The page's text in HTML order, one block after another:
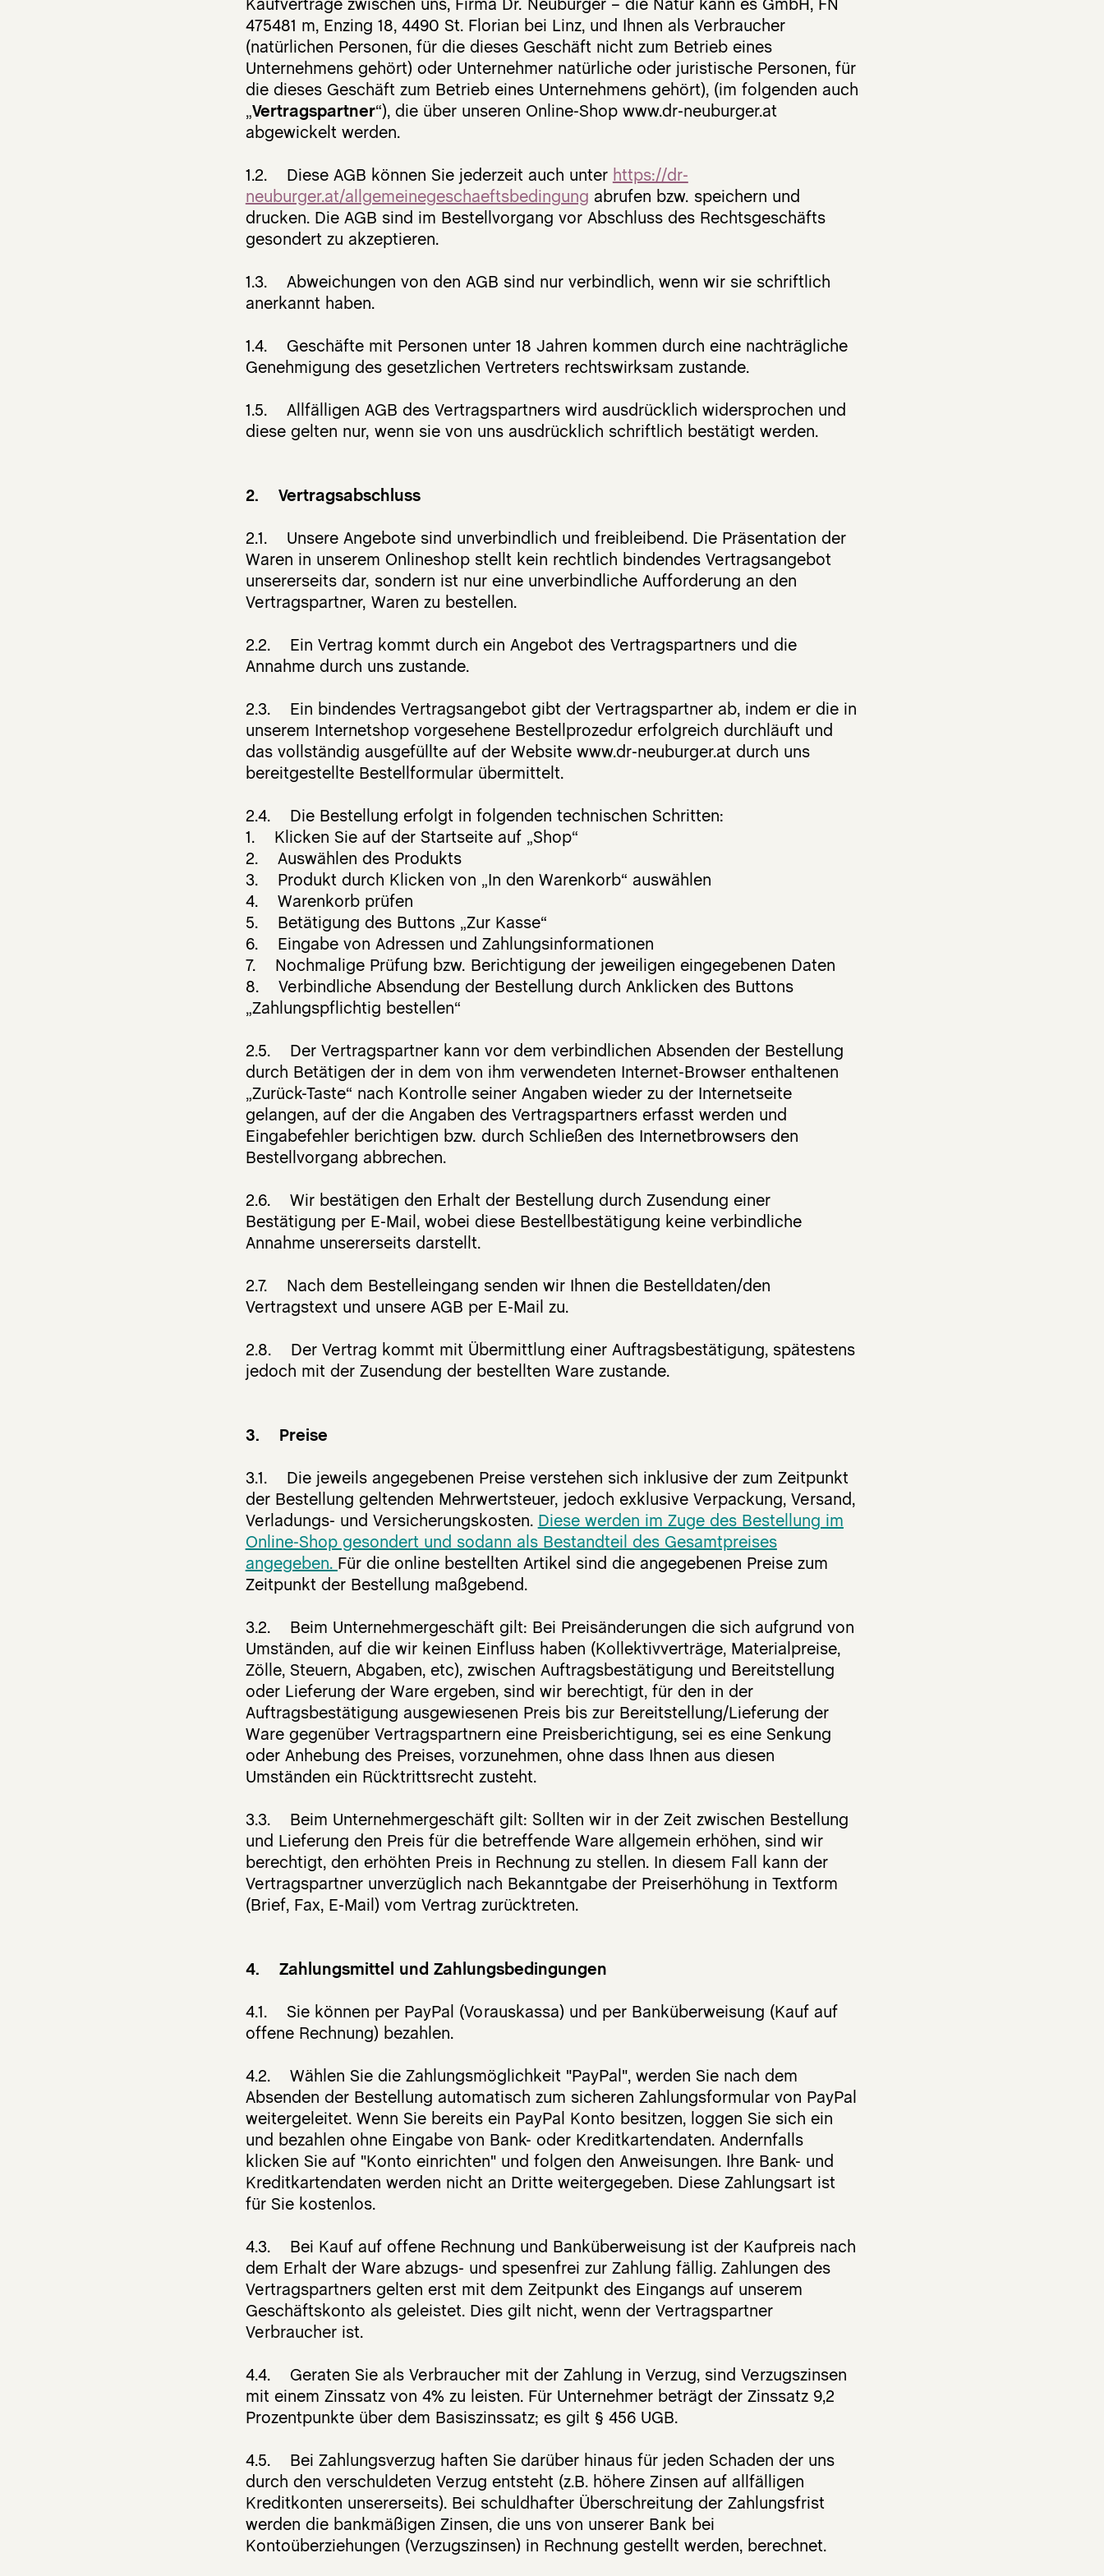
Kapseln
DER RUHT-IN-SICH
DER NEUMACHER
DER SAUBERMACHER
DIE MERK-ICH-MIR
DER REGENMACHER
DER FEUERFÄNGER
DER WINDWEHER
DER AUSGLEICHER
DER ABSENKER
DER KLARDENKER
DER DURCHDRINGER
Naturkosmetik
DER ABWEHRER Mundspray
DER ABWEHRER Mundgel
DER DURCHDRINGER Pumpspray
DER ENTSTÖRER CREME
DER PROPOLISBALSAM
DER SPORTLER
BODY GOOD BUTTER
Zubehör
Applikator
Einhandrute/Tensor
Vakuum Trinkflasche
Nervensystem
Nierensystem
Hautsystem
Frei Atmen
Gratis Folder
Glückliche Inhaltsstoffe
Wildkräuter
Kaufverträge zwischen uns, Firma Dr. Neuburger – die Natur kann es GmbH, FN
475481 m, Enzing 18, 4490 St. Florian bei Linz, und Ihnen als Verbraucher
(natürlichen Personen, für die dieses Geschäft nicht zum Betrieb eines
Unternehmens gehört) oder Unternehmer natürliche oder juristische Personen, für
die dieses Geschäft zum Betrieb eines Unternehmens gehört), (im folgenden auch
„Vertragspartner“), die über unseren Online-Shop www.dr-neuburger.at
abgewickelt werden.
1.2. Diese AGB können Sie jederzeit auch unter https://dr-
neuburger.at/allgemeinegeschaeftsbedingung abrufen bzw. speichern und
drucken. Die AGB sind im Bestellvorgang vor Abschluss des Rechtsgeschäfts
gesondert zu akzeptieren.
1.3. Abweichungen von den AGB sind nur verbindlich, wenn wir sie schriftlich
anerkannt haben.
1.4. Geschäfte mit Personen unter 18 Jahren kommen durch eine nachträgliche
Genehmigung des gesetzlichen Vertreters rechtswirksam zustande.
1.5. Allfälligen AGB des Vertragspartners wird ausdrücklich widersprochen und
diese gelten nur, wenn sie von uns ausdrücklich schriftlich bestätigt werden.
2. Vertragsabschluss
2.1. Unsere Angebote sind unverbindlich und freibleibend. Die Präsentation der
Waren in unserem Onlineshop stellt kein rechtlich bindendes Vertragsangebot
unsererseits dar, sondern ist nur eine unverbindliche Aufforderung an den
Vertragspartner, Waren zu bestellen.
2.2. Ein Vertrag kommt durch ein Angebot des Vertragspartners und die
Annahme durch uns zustande.
2.3. Ein bindendes Vertragsangebot gibt der Vertragspartner ab, indem er die in
unserem Internetshop vorgesehene Bestellprozedur erfolgreich durchläuft und
das vollständig ausgefüllte auf der Website www.dr-neuburger.at durch uns
bereitgestellte Bestellformular übermittelt.
2.4. Die Bestellung erfolgt in folgenden technischen Schritten:
1. Klicken Sie auf der Startseite auf „Shop“
2. Auswählen des Produkts
3. Produkt durch Klicken von „In den Warenkorb“ auswählen
4. Warenkorb prüfen
5. Betätigung des Buttons „Zur Kasse“
6. Eingabe von Adressen und Zahlungsinformationen
7. Nochmalige Prüfung bzw. Berichtigung der jeweiligen eingegebenen Daten
8. Verbindliche Absendung der Bestellung durch Anklicken des Buttons
„Zahlungspflichtig bestellen“
2.5. Der Vertragspartner kann vor dem verbindlichen Absenden der Bestellung
durch Betätigen der in dem von ihm verwendeten Internet-Browser enthaltenen
„Zurück-Taste“ nach Kontrolle seiner Angaben wieder zu der Internetseite
gelangen, auf der die Angaben des Vertragspartners erfasst werden und
Eingabefehler berichtigen bzw. durch Schließen des Internetbrowsers den
Bestellvorgang abbrechen.
2.6. Wir bestätigen den Erhalt der Bestellung durch Zusendung einer
Bestätigung per E-Mail, wobei diese Bestellbestätigung keine verbindliche
Annahme unsererseits darstellt.
2.7. Nach dem Bestelleingang senden wir Ihnen die Bestelldaten/den
Vertragstext und unsere AGB per E-Mail zu.
2.8. Der Vertrag kommt mit Übermittlung einer Auftragsbestätigung, spätestens
jedoch mit der Zusendung der bestellten Ware zustande.
3. Preise
3.1. Die jeweils angegebenen Preise verstehen sich inklusive der zum Zeitpunkt
der Bestellung geltenden Mehrwertsteuer, jedoch exklusive Verpackung, Versand,
Verladungs- und Versicherungskosten. Diese werden im Zuge des Bestellung im
Online-Shop gesondert und sodann als Bestandteil des Gesamtpreises
angegeben. Für die online bestellten Artikel sind die angegebenen Preise zum
Zeitpunkt der Bestellung maßgebend.
3.2. Beim Unternehmergeschäft gilt: Bei Preisänderungen die sich aufgrund von
Umständen, auf die wir keinen Einfluss haben (Kollektivverträge, Materialpreise,
Zölle, Steuern, Abgaben, etc), zwischen Auftragsbestätigung und Bereitstellung
oder Lieferung der Ware ergeben, sind wir berechtigt, für den in der
Auftragsbestätigung ausgewiesenen Preis bis zur Bereitstellung/Lieferung der
Ware gegenüber Vertragspartnern eine Preisberichtigung, sei es eine Senkung
oder Anhebung des Preises, vorzunehmen, ohne dass Ihnen aus diesen
Umständen ein Rücktrittsrecht zusteht.
3.3. Beim Unternehmergeschäft gilt: Sollten wir in der Zeit zwischen Bestellung
und Lieferung den Preis für die betreffende Ware allgemein erhöhen, sind wir
berechtigt, den erhöhten Preis in Rechnung zu stellen. In diesem Fall kann der
Vertragspartner unverzüglich nach Bekanntgabe der Preiserhöhung in Textform
(Brief, Fax, E-Mail) vom Vertrag zurücktreten.
4. Zahlungsmittel und Zahlungsbedingungen
4.1. Sie können per PayPal (Vorauskassa) und per Banküberweisung (Kauf auf
offene Rechnung) bezahlen.
4.2. Wählen Sie die Zahlungsmöglichkeit "PayPal", werden Sie nach dem
Absenden der Bestellung automatisch zum sicheren Zahlungsformular von PayPal
weitergeleitet. Wenn Sie bereits ein PayPal Konto besitzen, loggen Sie sich ein
und bezahlen ohne Eingabe von Bank- oder Kreditkartendaten. Andernfalls
klicken Sie auf "Konto einrichten" und folgen den Anweisungen. Ihre Bank- und
Kreditkartendaten werden nicht an Dritte weitergegeben. Diese Zahlungsart ist
für Sie kostenlos.
4.3. Bei Kauf auf offene Rechnung und Banküberweisung ist der Kaufpreis nach
dem Erhalt der Ware abzugs- und spesenfrei zur Zahlung fällig. Zahlungen des
Vertragspartners gelten erst mit dem Zeitpunkt des Eingangs auf unserem
Geschäftskonto als geleistet. Dies gilt nicht, wenn der Vertragspartner
Verbraucher ist.
4.4. Geraten Sie als Verbraucher mit der Zahlung in Verzug, sind Verzugszinsen
mit einem Zinssatz von 4% zu leisten. Für Unternehmer beträgt der Zinssatz 9,2
Prozentpunkte über dem Basiszinssatz; es gilt § 456 UGB.
4.5. Bei Zahlungsverzug haften Sie darüber hinaus für jeden Schaden der uns
durch den verschuldeten Verzug entsteht (z.B. höhere Zinsen auf allfälligen
Kreditkonten unsererseits). Bei schuldhafter Überschreitung der Zahlungsfrist
werden die bankmäßigen Zinsen, die uns von unserer Bank bei
Kontoüberziehungen (Verzugszinsen) in Rechnung gestellt werden, berechnet.